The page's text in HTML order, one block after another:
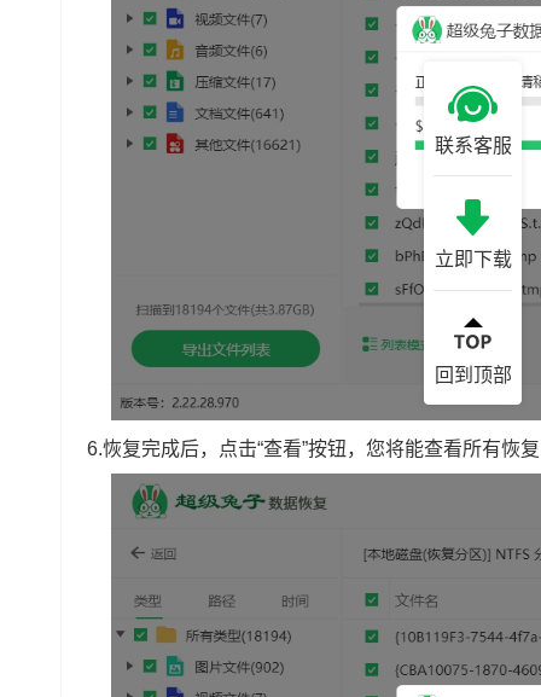
6.恢复完成后，点击“查看”按钮，您将能查看所有恢
联系客服
立即下载
回到顶部